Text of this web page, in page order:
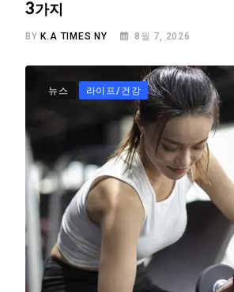
3가지
BY K.A TIMES NY 8월 7, 2026
뉴스 라이프/건강